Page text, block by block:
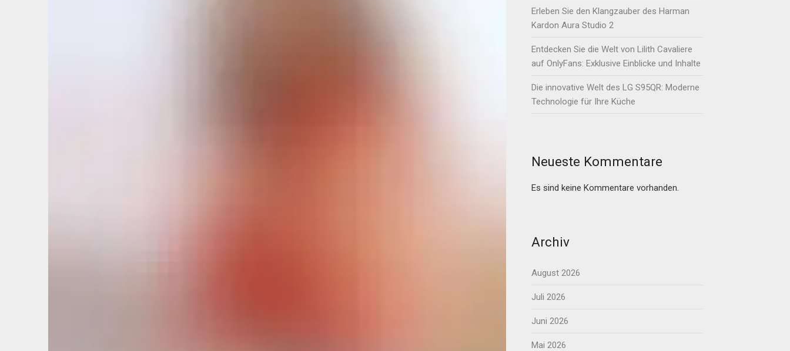
Erleben Sie den Klangzauber des Harman
Kardon Aura Studio 2
Entdecken Sie die Welt von Lilith Cavaliere
auf OnlyFans: Exklusive Einblicke und Inhalte
Die innovative Welt des LG S95QR: Moderne
Technologie für Ihre Küche
Neueste Kommentare
Es sind keine Kommentare vorhanden.
Archiv
August 2026
Juli 2026
Juni 2026
Mai 2026